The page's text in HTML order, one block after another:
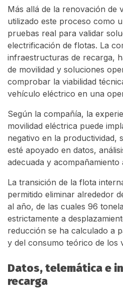
Más allá de la renovación de
utilizado este proceso como
pruebas real para validar
electrificación de flotas. La
infraestructuras de recarga,
de movilidad y soluciones
comprobar la viabilidad
vehículo eléctrico en una
Según la compañía, la
movilidad eléctrica puede
negativo en la productividad,
esté apoyado en datos,
adecuada y acompañamiento
La transición de la flota
permitido eliminar alrededor
al año, de las cuales 96
estrictamente a
reducción se ha calculado a
y del consumo teórico de los
Datos, telemática e
recarga